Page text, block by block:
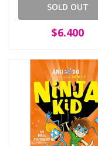
SOLD OUT
$6.400